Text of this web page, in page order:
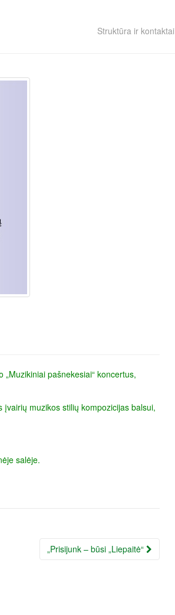
Struktūra ir kontaktai
pašnekesiai“ koncertus,
muzikos stilių kompozicijas balsui,
salėje.
„Prisijunk – būsi „Liepaitė“